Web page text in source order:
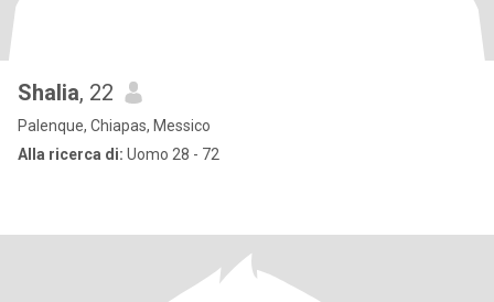
Shalia, 22
Palenque, Chiapas, Messico
Alla ricerca di: Uomo 28 - 72